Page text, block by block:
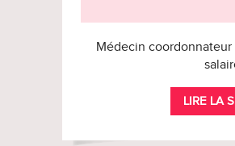
Médecin coordonnateur
LIRE LA